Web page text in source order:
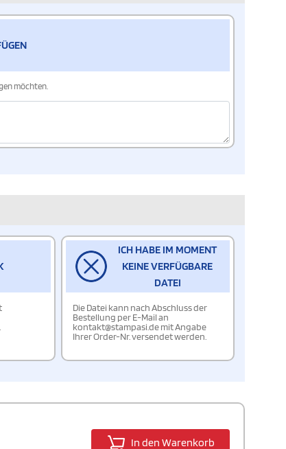
möchten.
ICH HABE IM MOMENT
KEINE VERFÜGBARE
DATEI
Die Datei kann nach Abschluss der
Bestellung per E-Mail an
kontakt@stampasi.de mit Angabe
Ihrer Order-Nr. versendet werden.
In den Warenkorb